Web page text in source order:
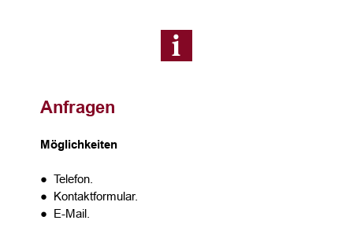
Anfragen
Möglichkeiten
● Telefon.
● Kontaktformular.
● E-Mail.